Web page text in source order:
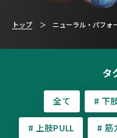
トップ ニューラル・パフォ
タ
全て # 下
# 上肢PULL # 筋